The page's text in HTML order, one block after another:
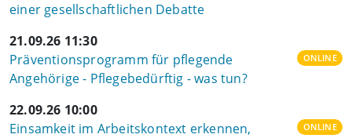
einer gesellschaftlichen Debatte
21.09.26 11:30
Präventionsprogramm für pflegende
Angehörige - Pflegebedürftig - was tun?
ONLINE
22.09.26 10:00
Einsamkeit im Arbeitskontext erkennen,
ONLINE